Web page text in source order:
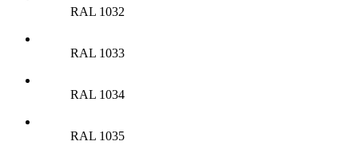
RAL 1032
RAL 1033
RAL 1034
RAL 1035